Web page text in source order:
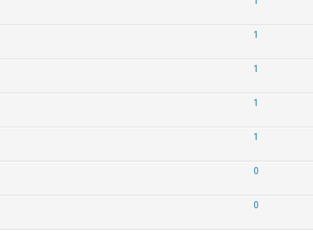
1
1
1
1
0
0